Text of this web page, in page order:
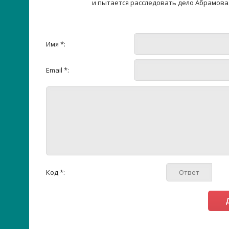
и пытается расследовать дело
Имя *:
Email *:
Код *: